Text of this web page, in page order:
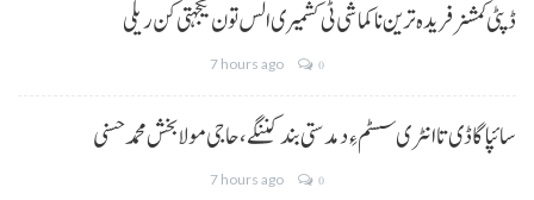
ڈپٹی کمشنر فریدہ ترین نا کماشی ٹی کشمیری الس تون یکجہتی کن ریلی
7 hours ago 0
سائپا گاڈی تا انٹری سسٹم ءِ دمدستی بند کننگے، حاجی مولا بخش محمد حسنی
7 hours ago 0